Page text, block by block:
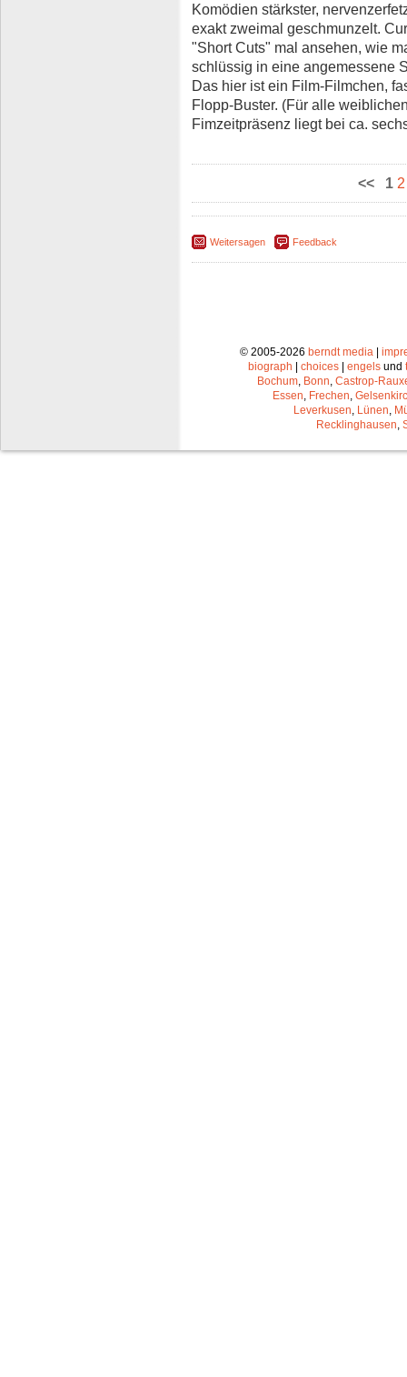
Komödien stärkster,
exakt zweimal geschmunzelt.
"Short Cuts" mal ansehen, wie
schlüssig in eine angemessene
Das hier ist ein Film-Filmchen,
Flopp-Buster. (Für alle
Fimzeitpräsenz liegt bei ca.
<< 1 2
Weitersagen Feedback
© 2005-2026 berndt media |
biograph | choices | engels und
Bochum Bonn Castrop-
Essen Frechen
Leverkusen Lünen
Recklinghausen